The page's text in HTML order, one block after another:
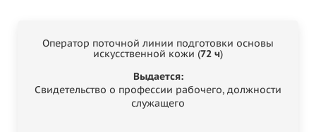
Оператор поточной линии подготовки основы
искусственной кожи (72 ч)
Выдается:
Свидетельство о профессии рабочего, должности
служащего